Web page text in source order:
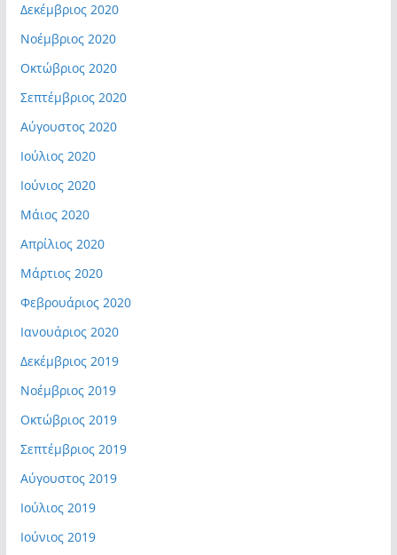
Δεκέμβριος 2020
Νοέμβριος 2020
Οκτώβριος 2020
Σεπτέμβριος 2020
Αύγουστος 2020
Ιούλιος 2020
Ιούνιος 2020
Μάιος 2020
Απρίλιος 2020
Μάρτιος 2020
Φεβρουάριος 2020
Ιανουάριος 2020
Δεκέμβριος 2019
Νοέμβριος 2019
Οκτώβριος 2019
Σεπτέμβριος 2019
Αύγουστος 2019
Ιούλιος 2019
Ιούνιος 2019